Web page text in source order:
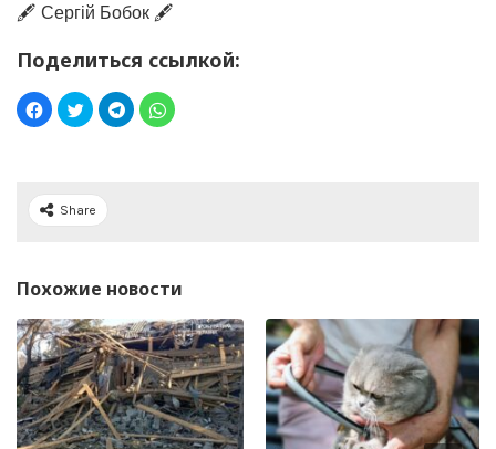
🖋️ Сергій Бобок 🖋️
Поделиться ссылкой:
Share
Похожие новости